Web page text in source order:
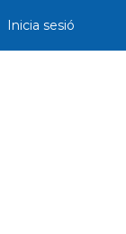
Inicia sesió